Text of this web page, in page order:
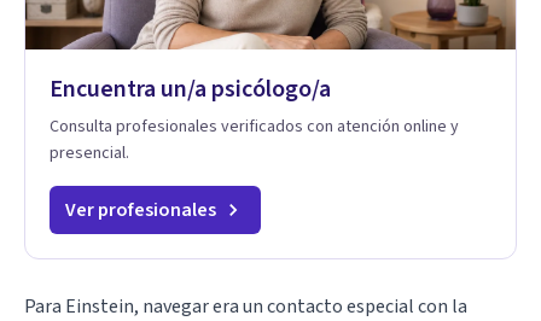
Encuentra un/a psicólogo/a
Consulta profesionales verificados con atención online y
presencial.
Ver profesionales
Para Einstein, navegar era un contacto especial con la